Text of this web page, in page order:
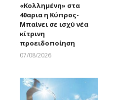
«Κολλημένη» στα
40αρια η Κύπρος-
Μπαίνει σε ισχύ νέα
κίτρινη
προειδοποίηση
07/08/2026